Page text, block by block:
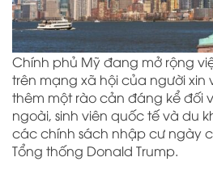
Chính phủ Mỹ đang mở rộng
trên mạng xã hội của người xin
thêm một rào cản đáng kể đối
ngoài, sinh viên quốc tế và du
các chính sách nhập cư ngày
Tổng thống Donald Trump.